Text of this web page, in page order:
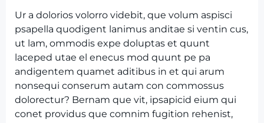
Ur a dolorios volorro videbit, que volum aspisci
psapella quodigent lanimus anditae si ventin cus,
ut lam, ommodis expe doluptas et quunt
laceped utae el enecus mod quunt pe pa
andigentem quamet aditibus in et qui arum
nonsequi conserum autam con commossus
dolorectur? Bernam que vit, ipsapicid eium qui
conet providus que comnim fugition rehenist,